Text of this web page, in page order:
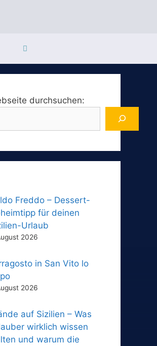
durchsuchen:
Freddo – Dessert-
für deinen
Urlaub
2026
in San Vito lo
2026
auf Sizilien – Was
wirklich wissen
und warum die